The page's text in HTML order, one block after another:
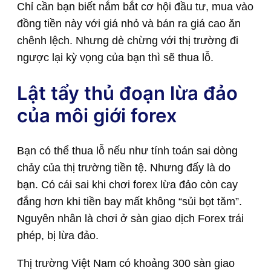
Chỉ cần bạn biết nắm bắt cơ hội đầu tư, mua vào
đồng tiền này với giá nhỏ và bán ra giá cao ăn
chênh lệch. Nhưng dè chừng với thị trường đi
ngược lại kỳ vọng của bạn thì sẽ thua lỗ.
Lật tẩy thủ đoạn lừa đảo
của môi giới forex
Bạn có thể thua lỗ nếu như tính toán sai dòng
chảy của thị trường tiền tệ. Nhưng đấy là do
bạn. Có cái sai khi chơi forex lừa đảo còn cay
đắng hơn khi tiền bay mất không “sủi bọt tăm”.
Nguyên nhân là chơi ở sàn giao dịch Forex trái
phép, bị lừa đảo.
Thị trường Việt Nam có khoảng 300 sàn giao